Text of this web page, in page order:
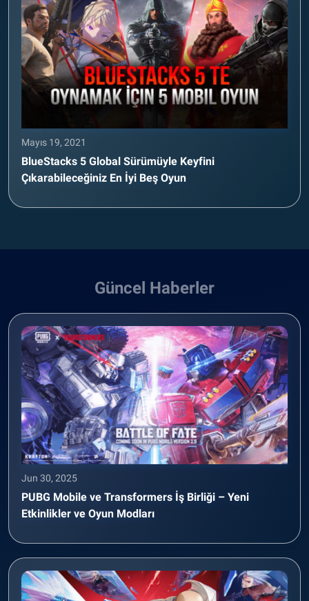
Mayıs 19, 2021
BlueStacks 5 Global Sürümüyle Keyfini
Çıkarabileceğiniz En İyi Beş Oyun
Güncel Haberler
Jun 30, 2025
PUBG Mobile ve Transformers İş Birliği – Yeni
Etkinlikler ve Oyun Modları